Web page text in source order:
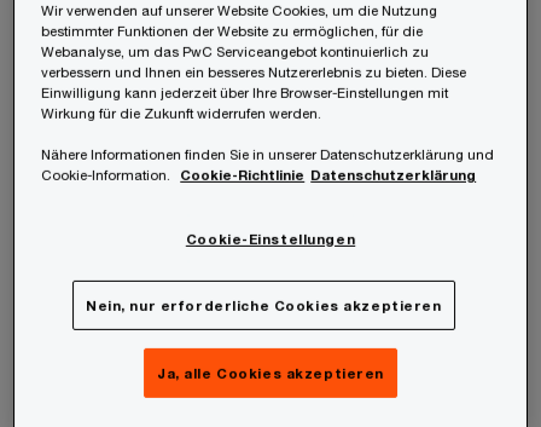
und Beispiele
Ein guter Prompt sollte folgende Elemente
Ziel– „Erstelle eine Übersicht zum
Projektstatus.“
– „Unser Unternehmen launcht im Q4
Wir verwenden auf unserer Website Cookies, um die Nutzung
bestimmter Funktionen der Website zu ermöglichen, für die
Webanalyse, um das PwC Serviceangebot kontinuierlich zu
verbessern und Ihnen ein besseres Nutzererlebnis zu bieten. Diese
Einwilligung kann jederzeit über Ihre Browser-Einstellungen mit
Wirkung für die Zukunft widerrufen werden.
Nähere Informationen finden Sie in unserer Datenschutzerklärung und
Cookie-Information.
Cookie-Richtlinie Datenschutzerklärung
Cookie-Einstellungen
Nein, nur erforderliche Cookies akzeptieren
Ja, alle Cookies akzeptieren